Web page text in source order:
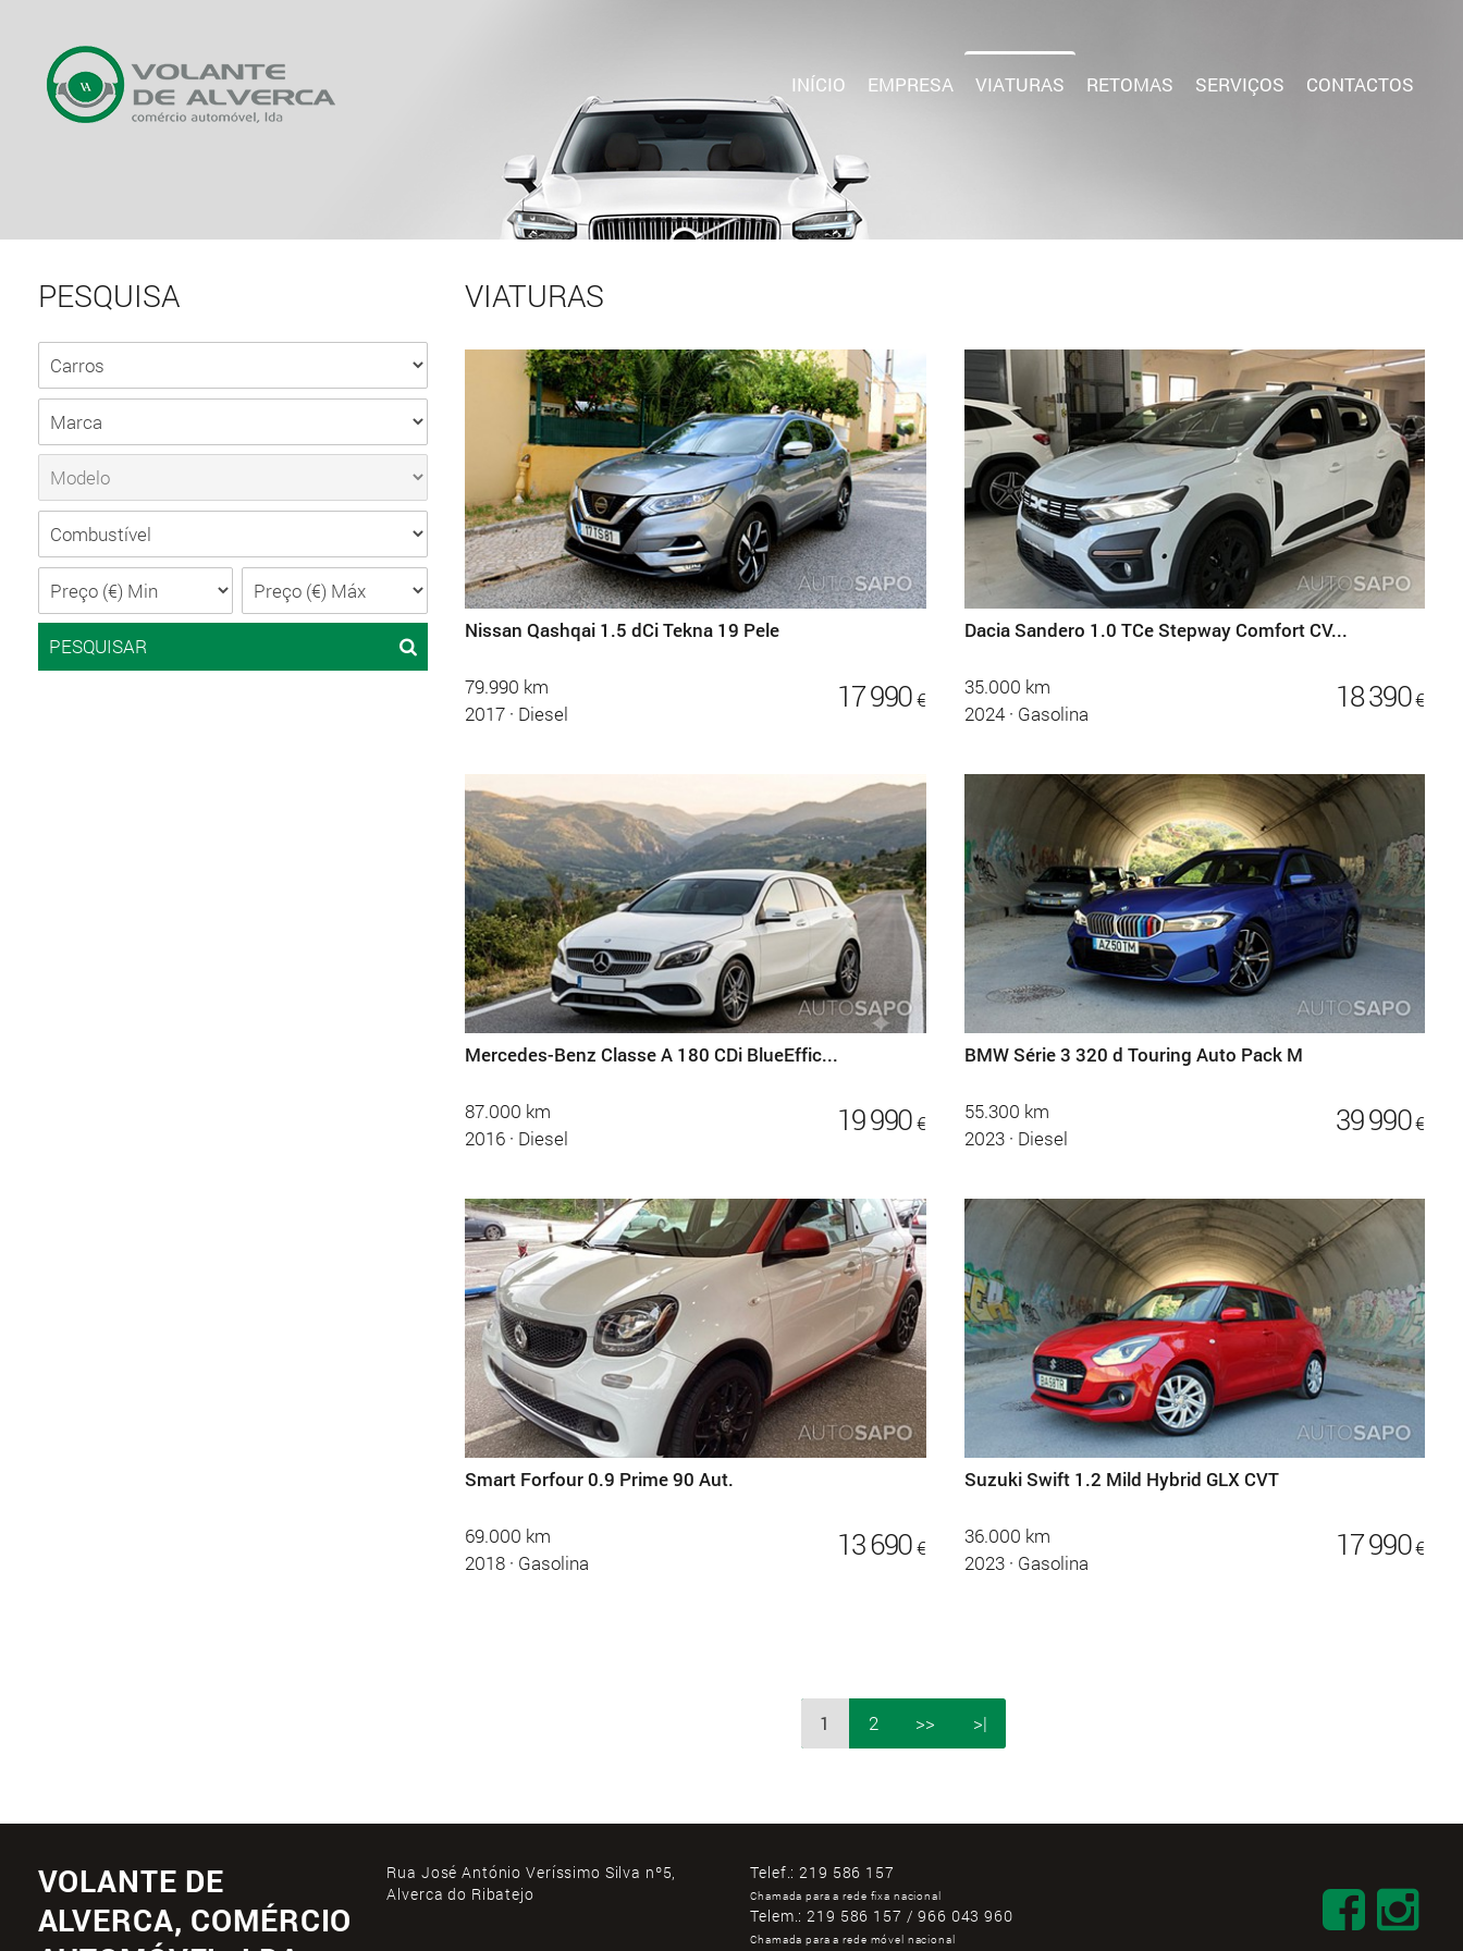
INÍCIO EMPRESA VIATURAS RETOMAS SERVIÇOS CONTACTOS
PESQUISA
PESQUISAR
VIATURAS
Nissan Qashqai 1.5 dCi Tekna 19 Pele
79.990 km
2017 · Diesel 17 990€
Dacia Sandero 1.0 TCe Stepway Comfort CV...
35.000 km
2024 · Gasolina 18 390€
Mercedes-Benz Classe A 180 CDi BlueEffic...
87.000 km
2016 · Diesel 19 990€
BMW Série 3 320 d Touring Auto Pack M
55.300 km
2023 · Diesel 39 990€
Smart Forfour 0.9 Prime 90 Aut.
69.000 km
2018 · Gasolina 13 690€
Suzuki Swift 1.2 Mild Hybrid GLX CVT
36.000 km
2023 · Gasolina 17 990€
1 2 >> >|
VOLANTE DE
ALVERCA, COMÉRCIO
Rua José António Veríssimo Silva nº5,
Alverca do Ribatejo
Telef.:219 586 157
Chamada para a rede fixa nacional
Telem.:219 586 157 / 966 043 960
Chamada para a rede móvel nacional